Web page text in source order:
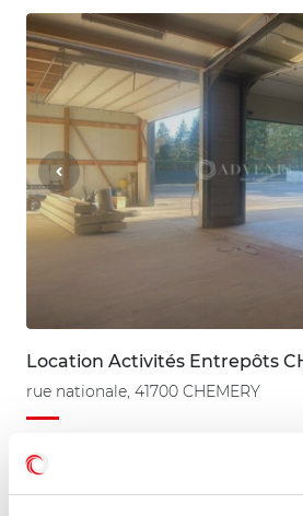
Location Activités Entrepôts
rue nationale, 41700 CHEMERY
380 m²